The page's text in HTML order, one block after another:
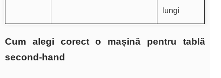
lungi
Cum alegi corect o mașină pentru tablă
second‑hand